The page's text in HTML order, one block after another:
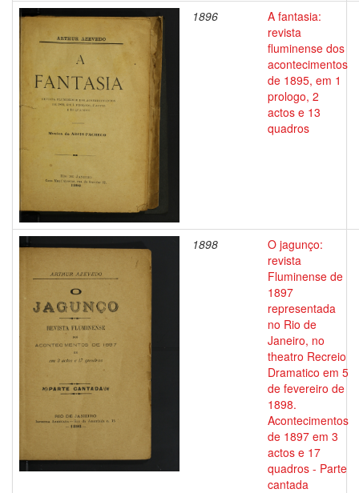
1896
A fantasia:
revista
fluminense dos
acontecimentos
de 1895, em 1
prologo, 2
actos e 13
quadros
1898
O jagunço:
revista
Fluminense de
1897
representada
no Rio de
Janeiro, no
theatro Recreio
Dramatico em 5
de fevereiro de
1898.
Acontecimentos
de 1897 em 3
actos e 17
quadros - Parte
cantada